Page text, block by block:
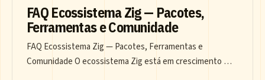
FAQ Ecossistema Zig — Pacotes,
Ferramentas e Comunidade
FAQ Ecossistema Zig — Pacotes, Ferramentas e
Comunidade O ecossistema Zig está em crescimento …